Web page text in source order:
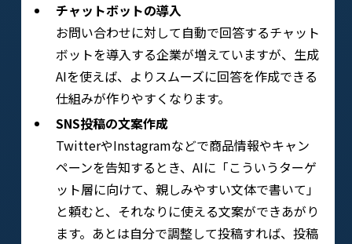
チャットボットの導入
お問い合わせに対して自動で回答するチャット
ボットを導入する企業が増えていますが、生成
AIを使えば、よりスムーズに回答を作成できる
仕組みが作りやすくなります。
SNS投稿の文案作成
TwitterやInstagramなどで商品情報やキャン
ペーンを告知するとき、AIに「こういうターゲ
ット層に向けて、親しみやすい文体で書いて」
と頼むと、それなりに使える文案ができあがり
ます。あとは自分で調整して投稿すれば、投稿